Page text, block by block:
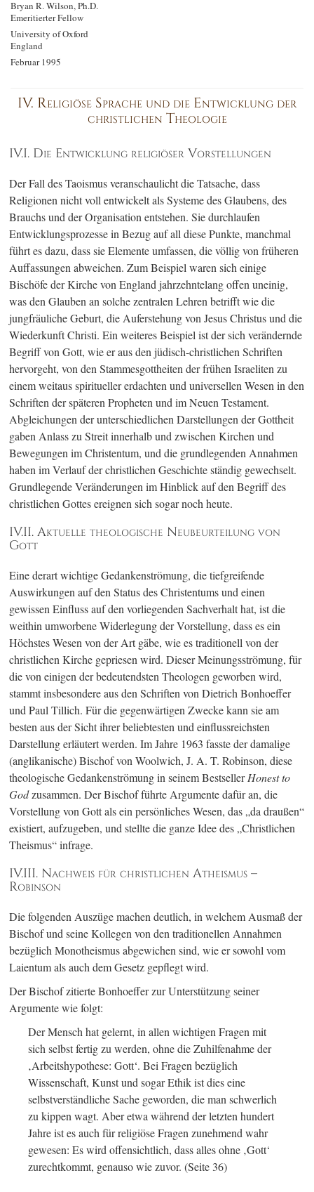
Bryan R. Wilson, Ph.D.
Emeritierter Fellow
University of Oxford
England
Februar 1995
IV. Religiöse Sprache und die Entwicklung der
christlichen Theologie
IV.I. Die Entwicklung religiöser Vorstellungen
Der Fall des Taoismus veranschaulicht die Tatsache, dass
Religionen nicht voll entwickelt als Systeme des Glaubens, des
Brauchs und der Organisation entstehen. Sie durchlaufen
Entwicklungsprozesse in Bezug auf all diese Punkte, manchmal
führt es dazu, dass sie Elemente umfassen, die völlig von früheren
Auffassungen abweichen. Zum Beispiel waren sich einige
Bischöfe der Kirche von England jahrzehntelang offen uneinig,
was den Glauben an solche zentralen Lehren betrifft wie die
jungfräuliche Geburt, die Auferstehung von Jesus Christus und die
Wiederkunft Christi. Ein weiteres Beispiel ist der sich verändernde
Begriff von Gott, wie er aus den jüdisch-christlichen Schriften
hervorgeht, von den Stammesgottheiten der frühen Israeliten zu
einem weitaus spiritueller erdachten und universellen Wesen in den
Schriften der späteren Propheten und im Neuen Testament.
Abgleichungen der unterschiedlichen Darstellungen der Gottheit
gaben Anlass zu Streit innerhalb und zwischen Kirchen und
Bewegungen im Christentum, und die grundlegenden Annahmen
haben im Verlauf der christlichen Geschichte ständig gewechselt.
Grundlegende Veränderungen im Hinblick auf den Begriff des
christlichen Gottes ereignen sich sogar noch heute.
IV.II. Aktuelle theologische Neubeurteilung von
Gott
Eine derart wichtige Gedankenströmung, die tiefgreifende
Auswirkungen auf den Status des Christentums und einen
gewissen Einfluss auf den vorliegenden Sachverhalt hat, ist die
weithin umworbene Widerlegung der Vorstellung, dass es ein
Höchstes Wesen von der Art gäbe, wie es traditionell von der
christlichen Kirche gepriesen wird. Dieser Meinungsströmung, für
die von einigen der bedeutendsten Theologen geworben wird,
stammt insbesondere aus den Schriften von Dietrich Bonhoeffer
und Paul Tillich. Für die gegenwärtigen Zwecke kann sie am
besten aus der Sicht ihrer beliebtesten und einflussreichsten
Darstellung erläutert werden. Im Jahre 1963 fasste der damalige
(anglikanische) Bischof von Woolwich, J. A. T. Robinson, diese
theologische Gedankenströmung in seinem BestsellerHonest to
Godzusammen. Der Bischof führte Argumente dafür an, die
Vorstellung von Gott als ein persönliches Wesen, das „da draußen“
existiert, aufzugeben, und stellte die ganze Idee des „Christlichen
Theismus“ infrage.
IV.III. Nachweis für christlichen Atheismus –
Robinson
Die folgenden Auszüge machen deutlich, in welchem Ausmaß der
Bischof und seine Kollegen von den traditionellen Annahmen
bezüglich Monotheismus abgewichen sind, wie er sowohl vom
Laientum als auch dem Gesetz gepflegt wird.
Der Bischof zitierte Bonhoeffer zur Unterstützung seiner
Argumente wie folgt:
Der Mensch hat gelernt, in allen wichtigen Fragen mit
sich selbst fertig zu werden, ohne die Zuhilfenahme der
‚Arbeitshypothese: Gott‘. Bei Fragen bezüglich
Wissenschaft, Kunst und sogar Ethik ist dies eine
selbstverständliche Sache geworden, die man schwerlich
zu kippen wagt. Aber etwa während der letzten hundert
Jahre ist es auch für religiöse Fragen zunehmend wahr
gewesen: Es wird offensichtlich, dass alles ohne ‚Gott‘
zurechtkommt, genauso wie zuvor. (Seite 36)